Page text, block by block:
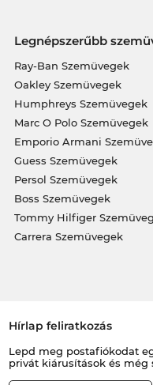
Legnépszerűbb
Ray-Ban Szemüvegek
Oakley Szemüvegek
Humphreys Szemüvegek
Marc O Polo Szemüvegek
Emporio Armani
Guess Szemüvegek
Persol Szemüvegek
Boss Szemüvegek
Tommy Hilfiger
Carrera Szemüvegek
Hírlap feliratkozás
Lepd meg postafiókodat
privát kiárusítások és még